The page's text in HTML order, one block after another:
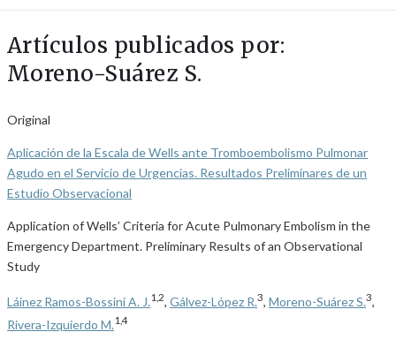
Artículos publicados por:
Moreno-Suárez S.
Original
Aplicación de la Escala de Wells ante Tromboembolismo Pulmonar
Agudo en el Servicio de Urgencias. Resultados Preliminares de un
Estudio Observacional
Application of Wells’ Criteria for Acute Pulmonary Embolism in the
Emergency Department. Preliminary Results of an Observational
Study
Láinez Ramos-Bossini A. J.1,2, Gálvez-López R.3, Moreno-Suárez S.3,
Rivera-Izquierdo M. 1,4